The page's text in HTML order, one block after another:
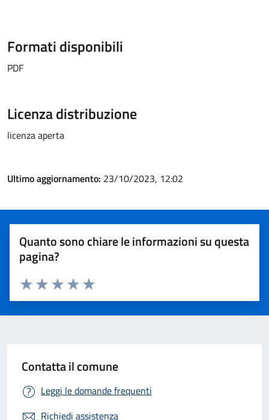
Formati disponibili
PDF
Licenza distribuzione
licenza aperta
Ultimo aggiornamento: 23/10/2023, 12:02
Quanto sono chiare le informazioni su questa
pagina?
Valuta 5 stelle su 5
Valuta 4 stelle su 5
Valuta 3 stelle su 5
Valuta 2 stelle su 5
Valuta 1 stelle su 5
Contatta il comune
Leggi le domande frequenti
Richiedi assistenza